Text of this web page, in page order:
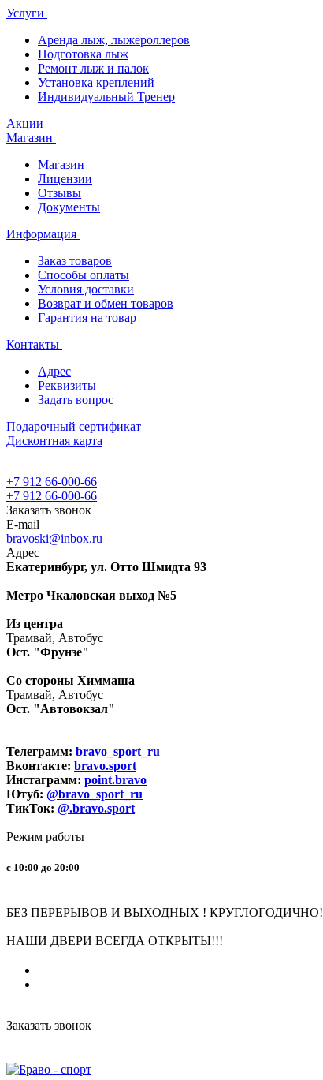
Услуги
Аренда лыж, лыжероллеров
Подготовка лыж
Ремонт лыж и палок
Установка креплений
Индивидуальный Тренер
Акции
Магазин
Магазин
Лицензии
Отзывы
Документы
Информация
Заказ товаров
Способы оплаты
Условия доставки
Возврат и обмен товаров
Гарантия на товар
Контакты
Адрес
Реквизиты
Задать вопрос
Подарочный сертификат
Дисконтная карта
+7 912 66-000-66
+7 912 66-000-66
Заказать звонок
E-mail
bravoski@inbox.ru
Адрес
Екатеринбург, ул. Отто Шмидта 93
Метро Чкаловская выход №5
Из центра
Трамвай, Автобус
Ост. "Фрунзе"
Со стороны Химмаша
Трамвай, Автобус
Ост. "Автовокзал"
Телеграмм: bravo_sport_ru
Вконтакте: bravo.sport
Инстаграмм: point.bravo
Ютуб: @bravo_sport_ru
ТикТок: @.bravo.sport
Режим работы
с 10:00 до 20:00
БЕЗ ПЕРЕРЫВОВ И ВЫХОДНЫХ ! КРУГЛОГОДИЧНО!
НАШИ ДВЕРИ ВСЕГДА ОТКРЫТЫ!!!
Заказать звонок